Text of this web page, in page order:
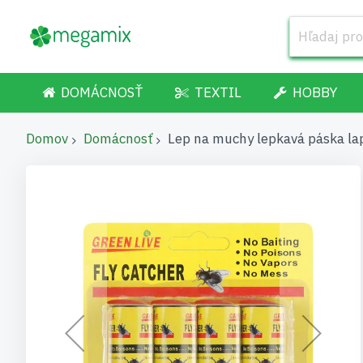
DOMÁCNOSŤ TEXTIL HOBBY
Domov Domácnosť Lep na muchy lepkavá páska
obrázkov